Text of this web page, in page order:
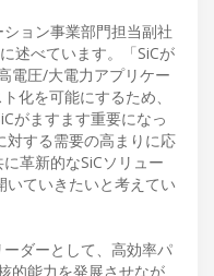
ョン事業部門担当副社
述べています。「SiCが
電圧/大電力アプリケー
化を可能にするため、
がますます重要になっ
対する需要の高まりに応
革新的なSiCソリュー
いていきたいと考えてい
ダーとして、高効率パ
的能力を発展させなが